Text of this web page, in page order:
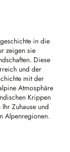
in die
zeigen sie
Diese
und der
mit der
Atmosphäre
Krippen
Zuhause und
Alpenregionen.